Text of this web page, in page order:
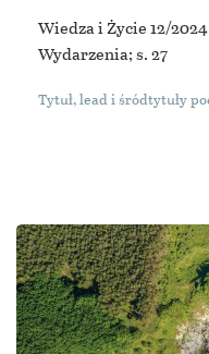
Wiedza i Życie 12/2024
Wydarzenia; s. 27